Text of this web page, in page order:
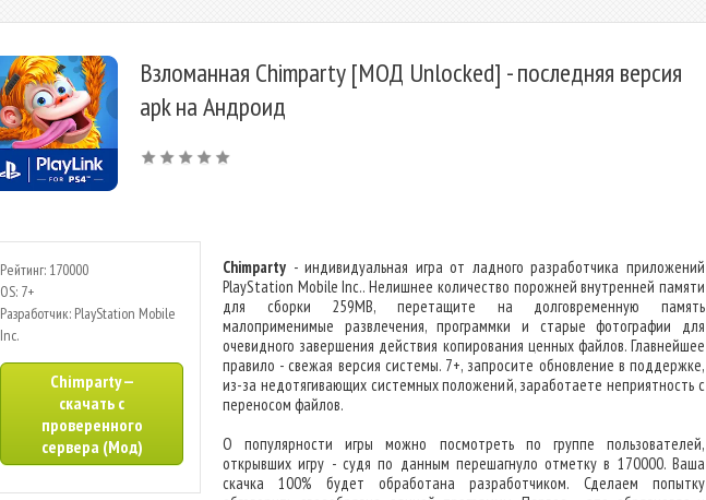
Взломанная Chimparty [МОД Unlocked] - последняя версия
apk на Андроид
Рейтинг: 170000
OS: 7+
Разработчик: PlayStation Mobile
Inc.
Chimparty —
скачать с
проверенного
сервера (Мод)
Chimparty - индивидуальная игра от ладного разработчика приложений
PlayStation Mobile Inc.. Нелишнее количество порожней внутренней памяти
для сборки 259MB, перетащите на долговременную память
малоприменимые развлечения, программки и старые фотографии для
очевидного завершения действия копирования ценных файлов. Главнейшее
правило - свежая версия системы. 7+, запросите обновление в поддержке,
из-за недотягивающих системных положений, заработаете неприятность с
переносом файлов.
О популярности игры можно посмотреть по группе пользователей,
открывших игру - судя по данным перешагнуло отметку в 170000. Ваша
скачка 100% будет обработана разработчиком. Сделаем попытку